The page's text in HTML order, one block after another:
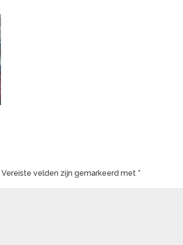
Vereiste velden zijn gemarkeerd met *